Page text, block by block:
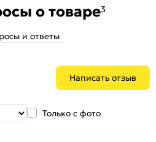
о товаре3
и ответы
Написать отзыв
Только с фото